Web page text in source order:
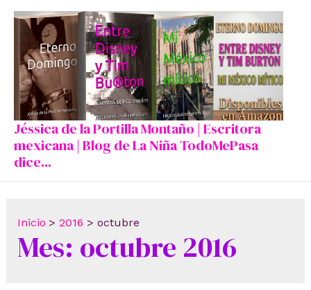
contenido
Jéssica de la Portilla Montaño | Escritora
mexicana | Blog de La Niña TodoMePasa
dice...
Inicio 2016 octubre
Mes: octubre 2016